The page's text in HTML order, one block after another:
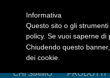
CHI SIAMO PRODOTTI
Informativa
Questo sito o gli
policy. Se vuoi saperne
Chiudendo questo
dei cookie.